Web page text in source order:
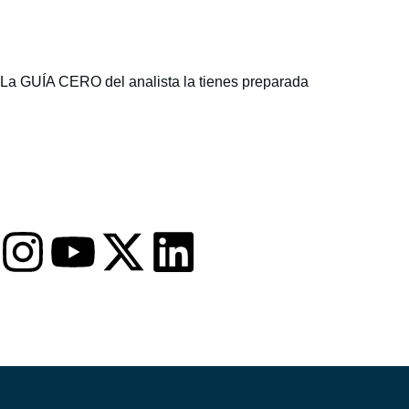
La GUÍA CERO del analista la tienes preparada